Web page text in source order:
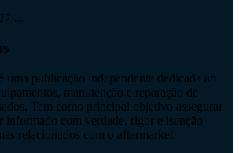
...
uma publicação independente dedicada ao
manutenção e reparação de
Tem como principal objetivo assegurar
informado com verdade, rigor e isenção
relacionados com o aftermarket.